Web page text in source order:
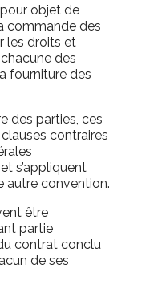
objet de
commande des
les droits et
des
fourniture des
des parties, ces
contraires
s’appliquent
autre convention.
être
partie
contrat conclu
de ses